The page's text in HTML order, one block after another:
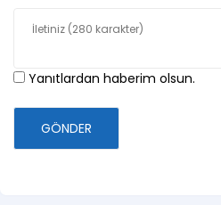
Yanıtlardan haberim olsun.
GÖNDER